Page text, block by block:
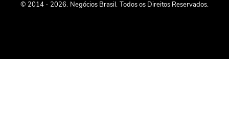
© 2014 - 2026. Negócios Brasil. Todos os Direitos Reservados.